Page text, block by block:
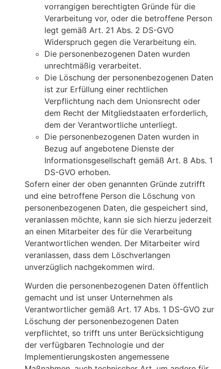
vorrangigen berechtigten Gründe für die
Verarbeitung vor, oder die betroffene Person
legt gemäß Art. 21 Abs. 2 DS-GVO
Widerspruch gegen die Verarbeitung ein.
Die personenbezogenen Daten wurden
unrechtmäßig verarbeitet.
Die Löschung der personenbezogenen Daten
ist zur Erfüllung einer rechtlichen
Verpflichtung nach dem Unionsrecht oder
dem Recht der Mitgliedstaaten erforderlich,
dem der Verantwortliche unterliegt.
Die personenbezogenen Daten wurden in
Bezug auf angebotene Dienste der
Informationsgesellschaft gemäß Art. 8 Abs. 1
DS-GVO erhoben.
Sofern einer der oben genannten Gründe zutrifft
und eine betroffene Person die Löschung von
personenbezogenen Daten, die gespeichert sind,
veranlassen möchte, kann sie sich hierzu jederzeit
an einen Mitarbeiter des für die Verarbeitung
Verantwortlichen wenden. Der Mitarbeiter wird
veranlassen, dass dem Löschverlangen
unverzüglich nachgekommen wird.
Wurden die personenbezogenen Daten öffentlich
gemacht und ist unser Unternehmen als
Verantwortlicher gemäß Art. 17 Abs. 1 DS-GVO zur
Löschung der personenbezogenen Daten
verpflichtet, so trifft uns unter Berücksichtigung
der verfügbaren Technologie und der
Implementierungskosten angemessene